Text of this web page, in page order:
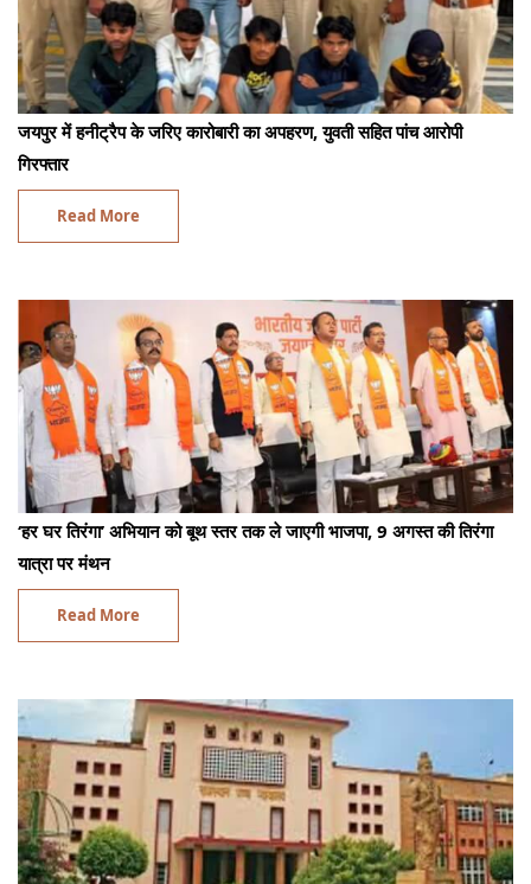
जयपुर में हनीट्रैप के जरिए कारोबारी का अपहरण, युवती सहित पांच आरोपी
गिरफ्तार
Read More
‘हर घर तिरंगा’ अभियान को बूथ स्तर तक ले जाएगी भाजपा, 9 अगस्त की तिरंगा
यात्रा पर मंथन
Read More